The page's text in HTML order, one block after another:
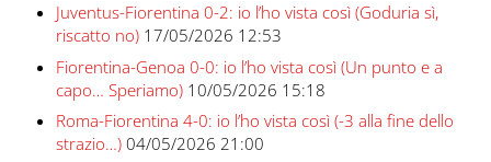
Juventus-Fiorentina 0-2: io l’ho vista così (Goduria sì,
riscatto no) 17/05/2026 12:53
Fiorentina-Genoa 0-0: io l’ho vista così (Un punto e a
capo… Speriamo) 10/05/2026 15:18
Roma-Fiorentina 4-0: io l’ho vista così (-3 alla fine dello
strazio…) 04/05/2026 21:00